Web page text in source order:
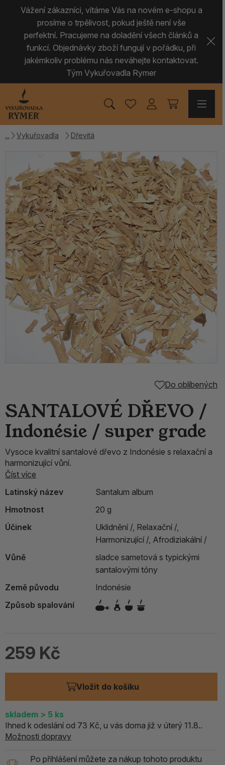
Vážení zákazníci, vítáme Vás na novém e-shopu a
prosíme o trpělivost, pokud ještě není vše
perfektní. Pracujeme na doladění všech článků a
funkcí. Objednávky zboží fungují v pořádku, při
jakémkoliv problému nás neváhejte kontaktovat.
Tým Vykuřovadla Rymer
Vykuřovadla Dřevitá
Do oblíbených
SANTALOVÉ DŘEVO /
Indonésie / super grade
Vysoce kvalitní santalové dřevo z Indonésie s relaxační a
harmonizující vůní.
Číst více
Latinský název
Santalum album
Hmotnost
20 g
Účinek
Uklidnění /, Relaxační /,
Harmonizující /, Afrodiziakální /
Vůně
sladce sametová s typickými
santalovými tóny
Země původu
Indonésie
Způsob spalování
259 Kč
Vložit do košíku
skladem > 5 ks
Ihned k odeslání od 73 Kč, u vás doma již v úterý 11.8..
Možnosti dopravy
Po přihlášení můžete za nákup tohoto produktu